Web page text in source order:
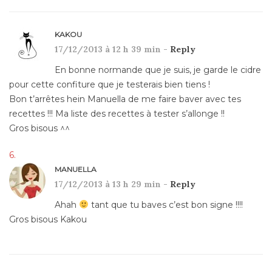
KAKOU
17/12/2013 à 12 h 39 min - Reply
En bonne normande que je suis, je garde le cidre
pour cette confiture que je testerais bien tiens !
Bon t’arrêtes hein Manuella de me faire baver avec tes
recettes !!! Ma liste des recettes à tester s’allonge !!
Gros bisous ^^
MANUELLA
17/12/2013 à 13 h 29 min - Reply
Ahah
tant que tu baves c’est bon signe !!!!
Gros bisous Kakou